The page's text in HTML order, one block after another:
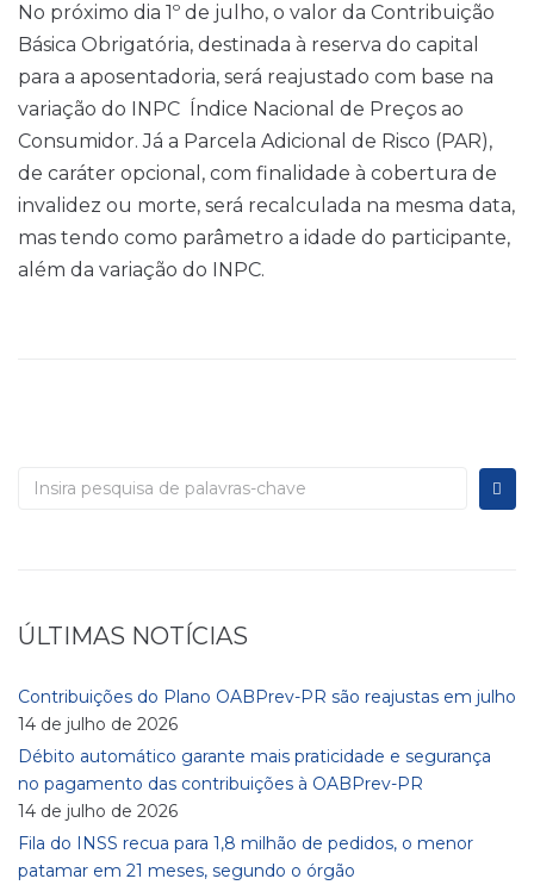
No próximo dia 1º de julho, o valor da Contribuição
Básica Obrigatória, destinada à reserva do capital
para a aposentadoria, será reajustado com base na
variação do INPC  Índice Nacional de Preços ao
Consumidor. Já a Parcela Adicional de Risco (PAR),
de caráter opcional, com finalidade à cobertura de
invalidez ou morte, será recalculada na mesma data,
mas tendo como parâmetro a idade do participante,
além da variação do INPC.
ÚLTIMAS NOTÍCIAS
Contribuições do Plano OABPrev-PR são reajustas em julho
14 de julho de 2026
Débito automático garante mais praticidade e segurança
no pagamento das contribuições à OABPrev-PR
14 de julho de 2026
Fila do INSS recua para 1,8 milhão de pedidos, o menor
patamar em 21 meses, segundo o órgão